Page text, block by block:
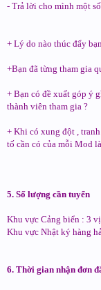
- Trả lời cho mình một
+ Lý do nào thúc đẩy
+Bạn đã từng tham gia
+ Bạn có đề xuất góp ý
thành viên tham gia ?
+ Khi có xung đột ,
tố cần có của mỗi Mod
5. Số lượng cần tuyển
Khu vực Cảng biển : 3
Khu vực Nhật ký hàng
6. Thời gian nhận đơn